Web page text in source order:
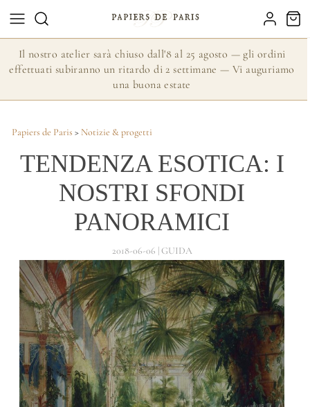
Il nostro atelier sarà chiuso dall'8 al 25 agosto — gli ordini
effettuati subiranno un ritardo di 2 settimane — Vi auguriamo
una buona estate
Papiers de Paris > Notizie & progetti
TENDENZA ESOTICA: I
NOSTRI SFONDI
PANORAMICI
2018-06-06 | GUIDA